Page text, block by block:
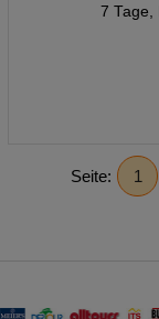
7 Tage,
Seite: 1